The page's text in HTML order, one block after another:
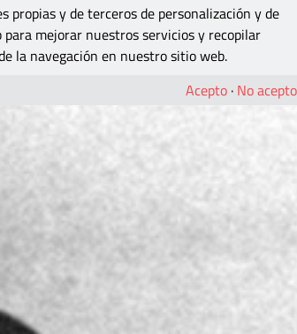
propias y de terceros de personalización y de
mejorar nuestros servicios y recopilar
la navegación en nuestro sitio web.
Acepto · No acepto